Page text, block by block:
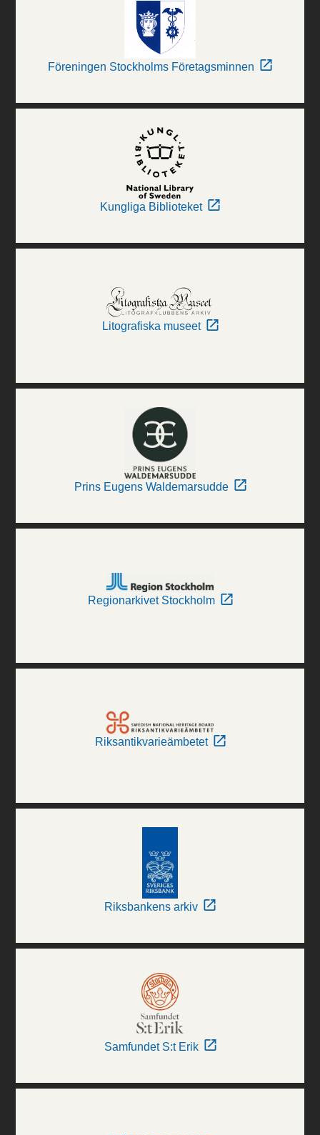
Föreningen Stockholms Företagsminnen
Kungliga Biblioteket
Litografiska museet
Prins Eugens Waldemarsudde
Regionarkivet Stockholm
Riksantikvarieämbetet
Riksbankens arkiv
Samfundet S:t Erik